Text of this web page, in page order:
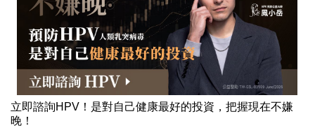
立即諮詢HPV！是對自己健康最好的投資，把握現在不嫌
晚！